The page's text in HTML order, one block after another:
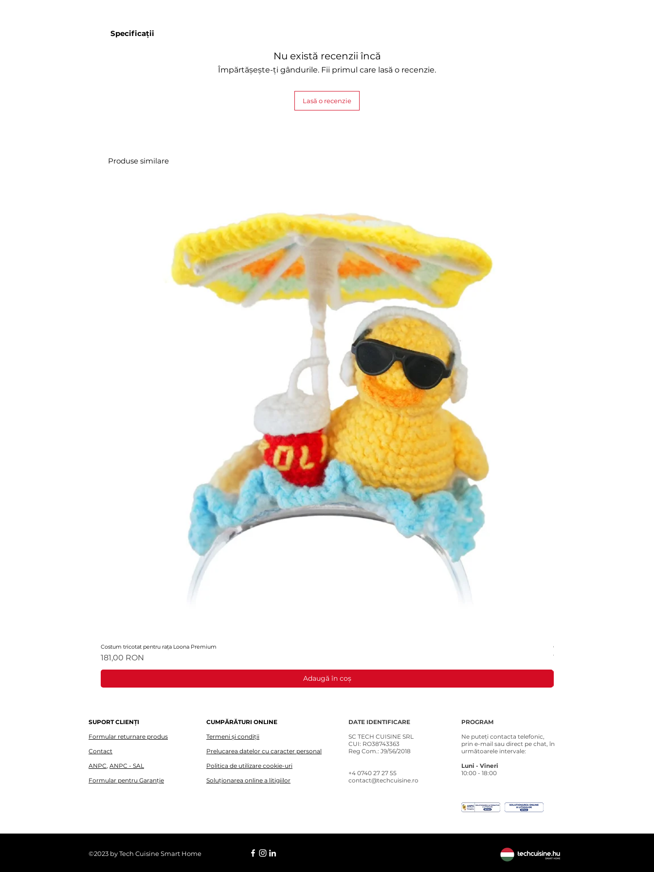
Specificații
Nu există recenzii încă
Împărtășește-ți gândurile. Fii primul care lasă o recenzie.
Lasă o recenzie
Produse similare
Costum tricotat pentru rața Loona Premium
Preț
181,00 RON
Adaugă în coș
Costum tricotat pentru Loona
Preț
181,00 RON
SUPORT CLIENȚI
Formular returnare produs
Contact
ANPC, ANPC - SAL
Formular pentru Garanție
CUMPĂRĂTURI ONLINE
Termeni și condiții
Prelucarea datelor cu caracter personal
Politica de utilizare cookie-uri
Soluționarea online a litigiilor
DATE IDENTIFICARE
SC TECH CUISINE SRL
CUI: RO38743363
Reg Com.: J9/56/2018
+4 0740 27 27 55​
contact@techcuisine.ro
PROGRAM
Ne puteți contacta telefonic,
prin e-mail sau direct pe chat, în
următoarele intervale:
Luni - Vineri
10:00 - 18:00
©2023 by Tech Cuisine Smart Home